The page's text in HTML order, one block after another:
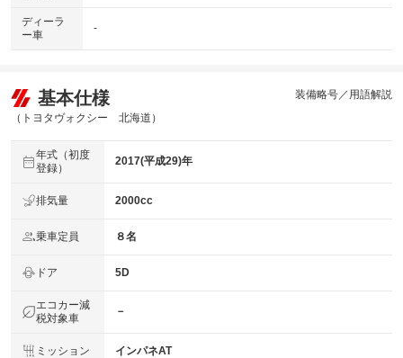
ディーラ
ー車
-
基本仕様
（トヨタヴォクシー 北海道）
装備略号／用語解説
年式（初度
登録）
2017(平成29)年
排気量 2000cc
乗車定員 ８名
ドア 5D
エコカー減
税対象車
－
ミッション インパネAT